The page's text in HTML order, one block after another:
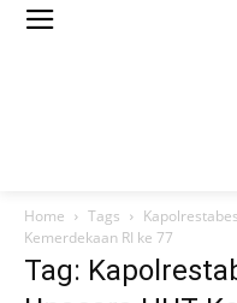
Home Tags
Kemerdekaan RI ke 77
Tag: